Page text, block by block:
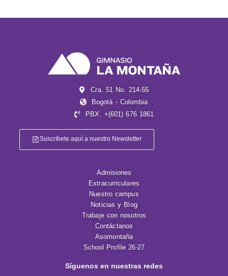
Cra. 51 No. 214-55
Bogotá - Colombia
PBX. +(601) 676 1861
Suscríbete aquí a nuestro Newsletter
Admisiones
Extracurriculares
Nuestro campus
Noticias y Blog
Trabaje con nosotros
Contáctanos
Asomontaña
School Profile 26-27
Síguenos en nuestras redes